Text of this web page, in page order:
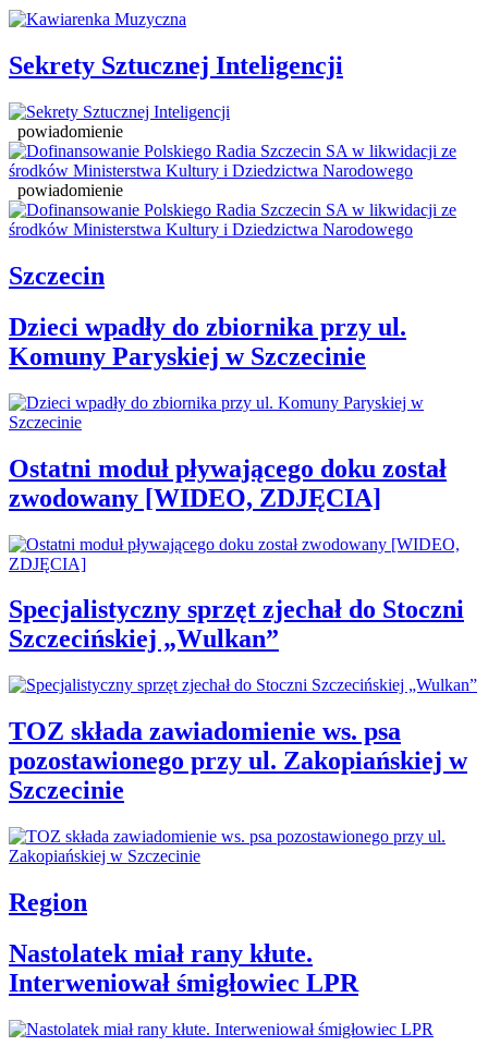
Sekrety Sztucznej Inteligencji
powiadomienie
powiadomienie
Szczecin
Dzieci wpadły do zbiornika przy ul.
Komuny Paryskiej w Szczecinie
Ostatni moduł pływającego doku został
zwodowany [WIDEO, ZDJĘCIA]
Specjalistyczny sprzęt zjechał do Stoczni
Szczecińskiej „Wulkan”
TOZ składa zawiadomienie ws. psa
pozostawionego przy ul. Zakopiańskiej w
Szczecinie
Region
Nastolatek miał rany kłute.
Interweniował śmigłowiec LPR